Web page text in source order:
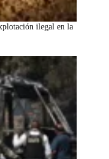
ilegal en la